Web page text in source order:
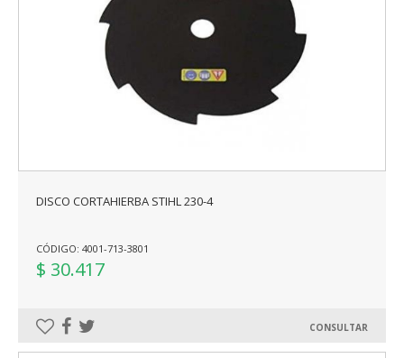
DISCO CORTAHIERBA STIHL 230-4
CÓDIGO: 4001-713-3801
$ 30.417
CONSULTAR